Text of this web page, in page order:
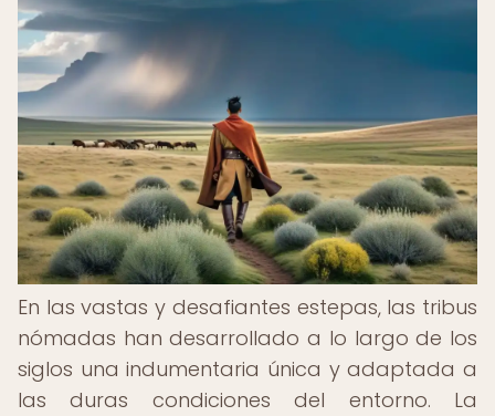
En las vastas y desafiantes estepas, las tribus
nómadas han desarrollado a lo largo de los
siglos una indumentaria única y adaptada a
las duras condiciones del entorno. La